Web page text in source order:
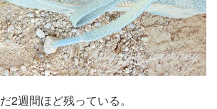
2週間ほど残っている。